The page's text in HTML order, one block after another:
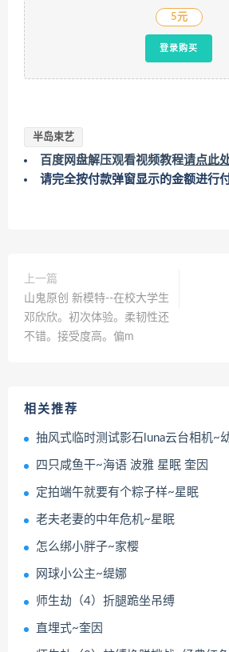
5元
登录购买
半岛束艺
百度网盘解压观看视频教程请点此
请完全按付款弹窗显示的金额进行
上一篇
山鬼原创 新模特--在校大学生
邓欣欣。初次体验。柔韧性还
不错。接受度高。偏m
相关推荐
抽风式临时测试影石luna云台相机~
四只咸鱼干~海语 波雅 星眠 奎因
定拍端午就要有个粽子样~星眠
老夫老妻的中年危机~星眠
怎么绑小胖子~家樱
网球小公主~缇娜
师生劫（4）折腿跪坐吊缚
直埋式~奎因